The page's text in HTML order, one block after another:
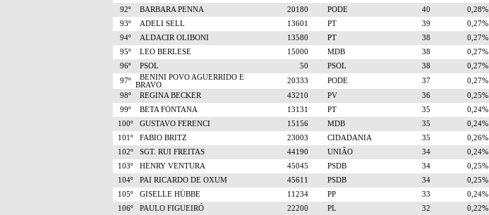
92º
BARBARA PENNA 20180 PODE 40
93º
ADELI SELL 13601 PT 39
94º
ALDACIR OLIBONI 13580 PT 38
95º
LEO BERLESE 15000 MDB 38
96º
PSOL 50 PSOL 38
97º
BENINI POVO AGUERRIDO E
BRAVO
20333 PODE 37
98º
REGINA BECKER 43210 PV 36
99º
BETA FONTANA 13131 PT 35
100º
GUSTAVO FERENCI 15156 MDB 35
101º
FABIO BRITZ 23003 CIDADANIA 35
102º
SGT. RUI FREITAS 44190 UNIÃO 34
103º
HENRY VENTURA 45045 PSDB 34
104º
PAI RICARDO DE OXUM 45611 PSDB 34
105º
GISELLE HÜBBE 11234 PP 33
106º
PAULO FIGUEIRÓ 22200 PL 32